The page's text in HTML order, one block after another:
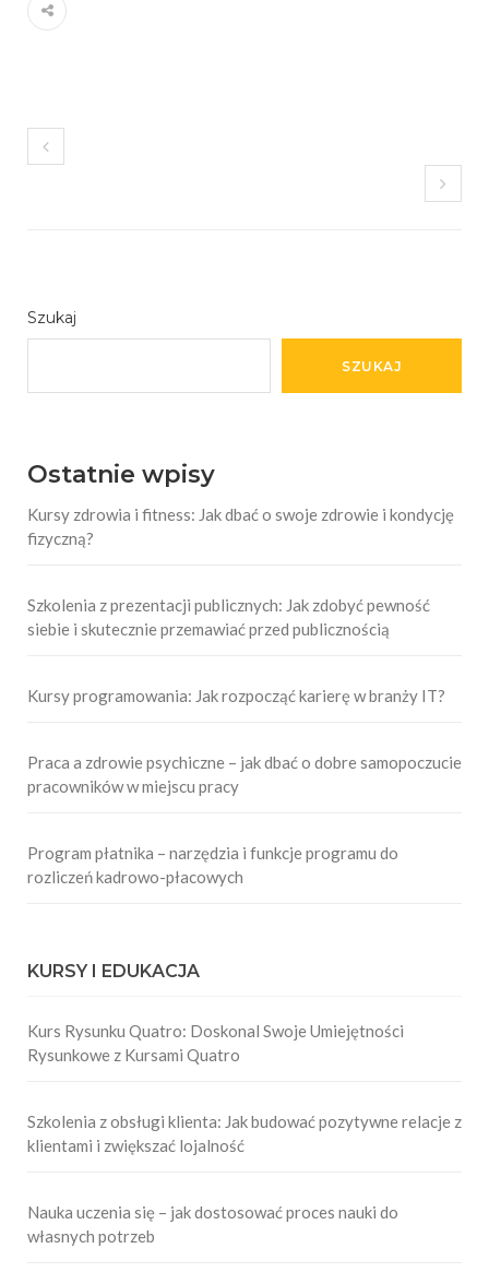
Szukaj
SZUKAJ
Ostatnie wpisy
Kursy zdrowia i fitness: Jak dbać o swoje zdrowie i kondycję
fizyczną?
Szkolenia z prezentacji publicznych: Jak zdobyć pewność
siebie i skutecznie przemawiać przed publicznością
Kursy programowania: Jak rozpocząć karierę w branży IT?
Praca a zdrowie psychiczne – jak dbać o dobre samopoczucie
pracowników w miejscu pracy
Program płatnika – narzędzia i funkcje programu do
rozliczeń kadrowo-płacowych
KURSY I EDUKACJA
Kurs Rysunku Quatro: Doskonal Swoje Umiejętności
Rysunkowe z Kursami Quatro
Szkolenia z obsługi klienta: Jak budować pozytywne relacje z
klientami i zwiększać lojalność
Nauka uczenia się – jak dostosować proces nauki do
własnych potrzeb